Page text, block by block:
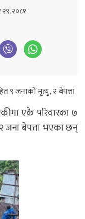
२९, २०८१
एकै परिवारका ७
बेपत्ता भएका छन्